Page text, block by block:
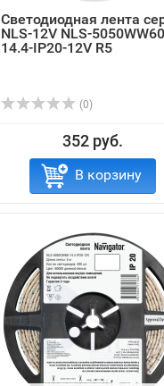
Светодиодная лента
NLS-12V NLS-
14.4-IP20-12V R5
(0)
352 руб.
В корзину